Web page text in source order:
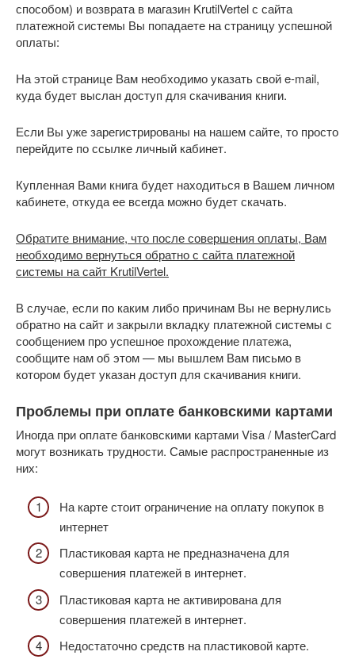
способом) и возврата в магазин KrutilVertel с сайта
платежной системы Вы попадаете на страницу успешной
оплаты:
На этой странице Вам необходимо указать свой e-mail,
куда будет выслан доступ для скачивания книги.
Если Вы уже зарегистрированы на нашем сайте, то просто
перейдите по ссылке личный кабинет.
Купленная Вами книга будет находиться в Вашем личном
кабинете, откуда ее всегда можно будет скачать.
Обратите внимание, что после совершения оплаты, Вам
необходимо вернуться обратно с сайта платежной
системы на сайт KrutilVertel.
В случае, если по каким либо причинам Вы не вернулись
обратно на сайт и закрыли вкладку платежной системы с
сообщением про успешное прохождение платежа,
сообщите нам об этом — мы вышлем Вам письмо в
котором будет указан доступ для скачивания книги.
Проблемы при оплате банковскими картами
Иногда при оплате банковскими картами Visa / MasterCard
могут возникать трудности. Самые распространенные из
них:
На карте стоит ограничение на оплату покупок в
интернет
Пластиковая карта не предназначена для
совершения платежей в интернет.
Пластиковая карта не активирована для
совершения платежей в интернет.
Недостаточно средств на пластиковой карте.